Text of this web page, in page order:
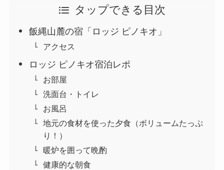
タップできる目次
飯縄山麓の宿「ロッジ ピノキオ」
アクセス
ロッジ ピノキオ宿泊レポ
お部屋
洗面台・トイレ
お風呂
地元の食材を使った夕食（ボリュームたっぷ
り！）
暖炉を囲って晩酌
健康的な朝食